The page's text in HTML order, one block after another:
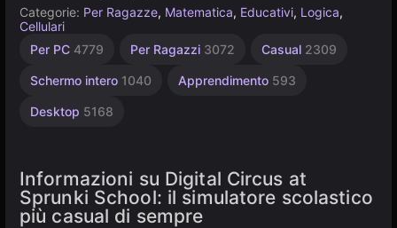
Categorie: Per Ragazze, Matematica, Educativi, Logica,
Cellulari
Per PC 4779 Per Ragazzi 3072 Casual 2309
Schermo intero 1040 Apprendimento 593
Desktop 5168
Alta
3569
Russi
Per
1477
Browser
Construct
Informazioni su Digital Circus at
Sprunki School: il simulatore scolastico
più casual di sempre